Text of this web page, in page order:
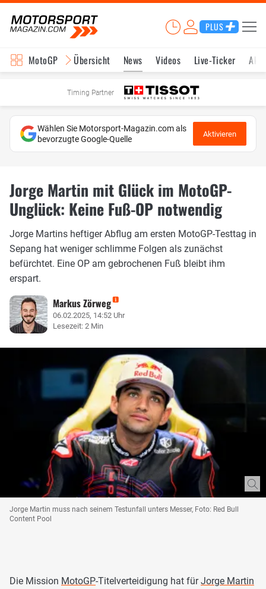
PLUS
MotoGP Übersicht News Videos Live-Ticker
Timing Partner
Wählen Sie Motorsport-Magazin.com als
bevorzugte Google-Quelle
Aktivieren
Jorge Martin mit Glück im MotoGP-
Unglück: Keine Fuß-OP notwendig
Jorge Martins heftiger Abflug am ersten MotoGP-Testtag in
Sepang hat weniger schlimme Folgen als zunächst
befürchtet. Eine OP am gebrochenen Fuß bleibt ihm
erspart.
Markus Zörweg
06.02.2025, 14:52 Uhr
Lesezeit: 2 Min
Jorge Martin muss nach seinem Testunfall unters Messer, Foto: Red Bull
Content Pool
Die Mission MotoGP-Titelverteidigung hat fürJorge Martin